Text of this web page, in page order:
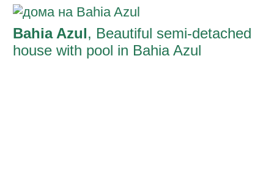
Bahia Azul, Beautiful semi-detached
house with pool in Bahia Azul